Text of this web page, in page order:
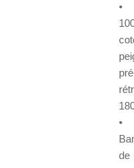
•
•
de